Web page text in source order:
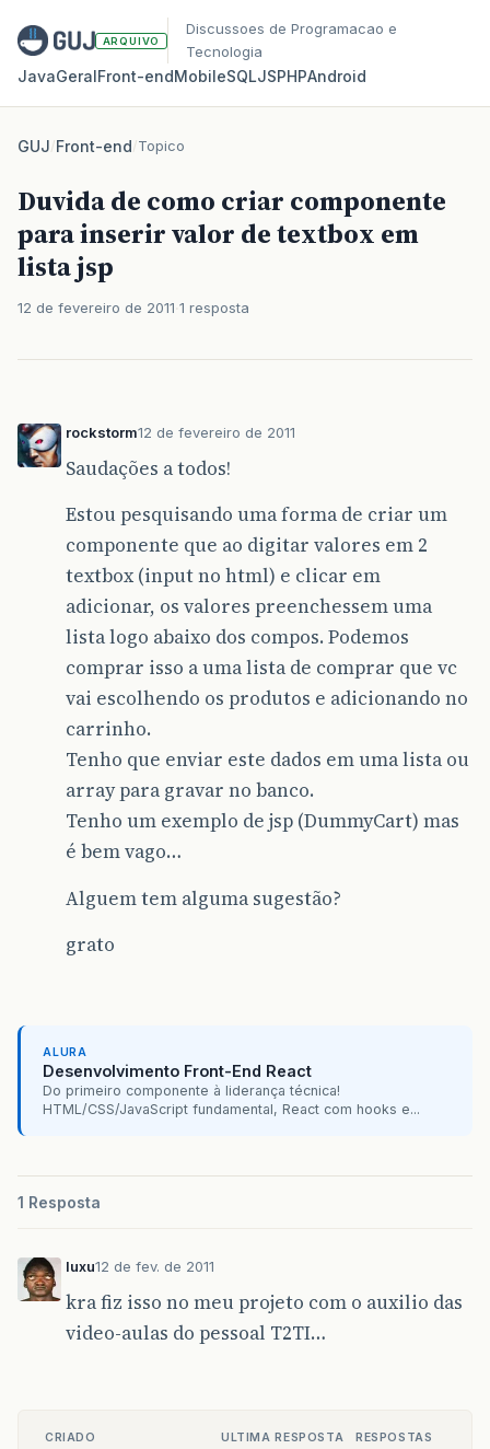
ARQUIVO
Discussoes de Programacao e
Tecnologia
JavaGeralFront‑endMobileSQLJSPHPAndroid
GUJ/Front-end/Topico
Duvida de como criar componente
para inserir valor de textbox em
lista jsp
12 de fevereiro de 2011 1 resposta
rockstorm12 de fevereiro de 2011
Saudações a todos!
Estou pesquisando uma forma de criar um
componente que ao digitar valores em 2
textbox (input no html) e clicar em
adicionar, os valores preenchessem uma
lista logo abaixo dos compos. Podemos
comprar isso a uma lista de comprar que vc
vai escolhendo os produtos e adicionando no
carrinho.
Tenho que enviar este dados em uma lista ou
array para gravar no banco.
Tenho um exemplo de jsp (DummyCart) mas
é bem vago…
Alguem tem alguma sugestão?
grato
ALURA
Desenvolvimento Front-End React
Do primeiro componente à liderança técnica!
HTML/CSS/JavaScript fundamental, React com hooks e...
1 Resposta
luxu12 de fev. de 2011
kra fiz isso no meu projeto com o auxilio das
video-aulas do pessoal T2TI…
CRIADO ULTIMA RESPOSTA RESPOSTAS